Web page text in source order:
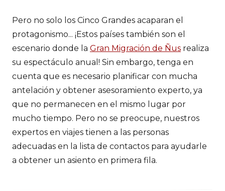
Pero no solo los Cinco Grandes acaparan el
protagonismo... ¡Estos países también son el
escenario donde la Gran Migración de Ñus realiza
su espectáculo anual! Sin embargo, tenga en
cuenta que es necesario planificar con mucha
antelación y obtener asesoramiento experto, ya
que no permanecen en el mismo lugar por
mucho tiempo. Pero no se preocupe, nuestros
expertos en viajes tienen a las personas
adecuadas en la lista de contactos para ayudarle
a obtener un asiento en primera fila.